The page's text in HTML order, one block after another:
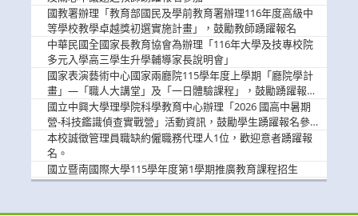
國教署辦理「教育部國民及學前教育署辦理116年度高級中
等學校教學卓越獎初選實施計畫」，鼓勵教師踴躍報名
中華民國全國家長教育協會為辦理「116年大學及技專校院
多元入學高三學生升學輔導家長說明會」
國家表演藝術中心國家兩廳院115學年度上學期「廳院學計
畫」—「職人大講堂」及「一日體驗課程」，鼓勵踴躍報名
參與。
國立中興大學理學院科學教育中心辦理「2026 國高中暑期
營-科技鑑識偵查實戰營」活動資訊，鼓勵學生踴躍報名參
加。
本校誠徵管理員職缺約僱職務代理人1位，歡迎意者踴躍報
名。
國立暨南國際大學115學年度第1學期推廣教育課程招生